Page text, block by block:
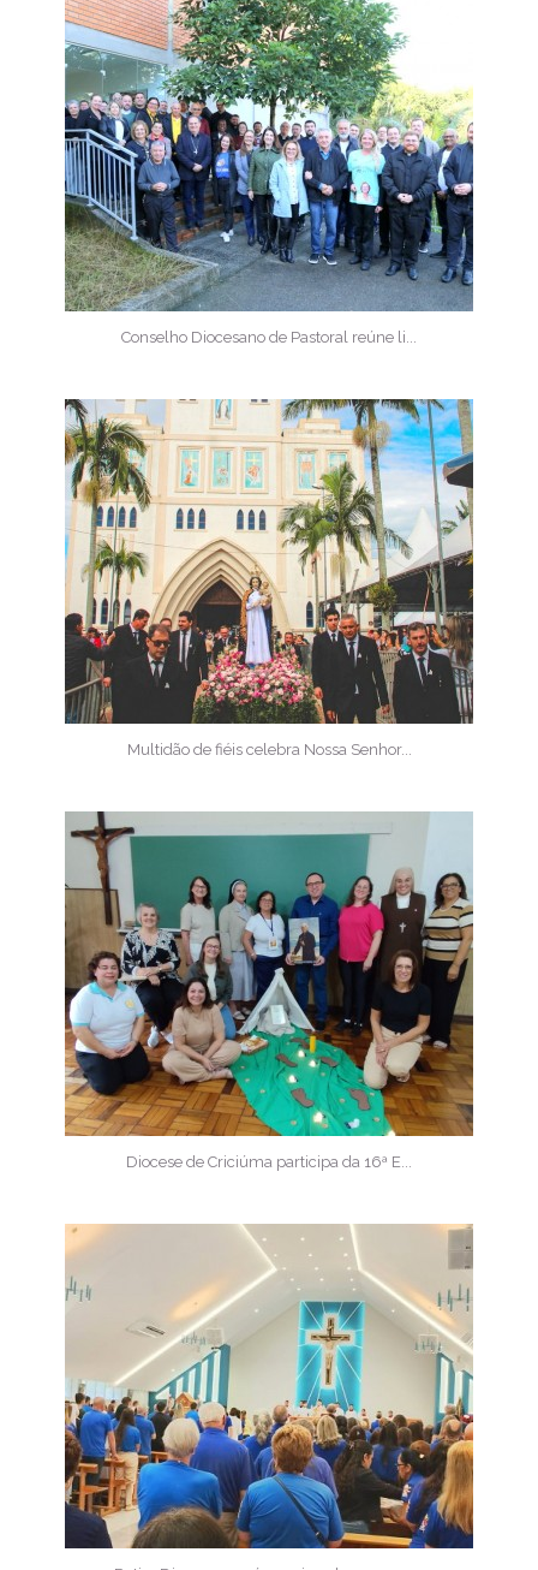
Conselho Diocesano de Pastoral reúne li...
Multidão de fiéis celebra Nossa Senhor...
Diocese de Criciúma participa da 16ª E...